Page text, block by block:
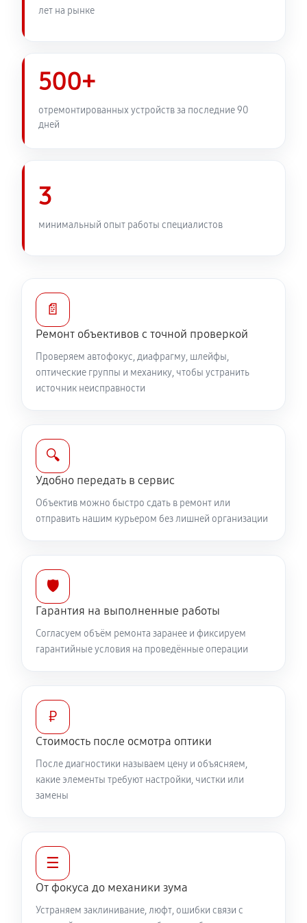
Ремонт узла автофокуса
Замена переходных шлейфов
Устранение механических повреждений
Ремонт электроники объектива Canon EF 50 f/1.2L
Ремонт шлейфа оптического стабилизатора
Ремонт передней линзы объектива
Ремонт механических узлов
460 руб 60 минут
Протяжка соединений трансфокатора
1320 руб 60 минут
лет на рынке
500+
отремонтированных устройств за последние 90
дней
3
минимальный опыт работы специалистов
📄
Ремонт объективов с точной проверкой
Проверяем автофокус, диафрагму, шлейфы,
оптические группы и механику, чтобы устранить
источник неисправности
🔍
Удобно передать в сервис
Объектив можно быстро сдать в ремонт или
отправить нашим курьером без лишней организации
🛡️
Гарантия на выполненные работы
Согласуем объём ремонта заранее и фиксируем
гарантийные условия на проведённые операции
₽
Стоимость после осмотра оптики
После диагностики называем цену и объясняем,
какие элементы требуют настройки, чистки или
замены
☰
От фокуса до механики зума
Устраняем заклинивание, люфт, ошибки связи с